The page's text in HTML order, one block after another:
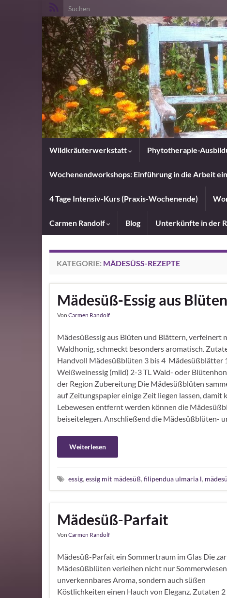
Search for:
Wildkräuterwerkstatt Phytotherapie-
Wochenendworkshops: Einführung in die Arbeit
4 Tage Intensiv-Kurs (Praxis-Wochenende)
Carmen Randolf Blog Unterkünfte in der
KATEGORIE: MÄDESÜSS-REZEPTE
Mädesüß-Essig aus
Von Carmen Randolf
Mädesüßessig aus Blüten und Blättern, verfeinert
Waldhonig, schmeckt besonders aromatisch.
Handvoll Mädesüßblüten 3 bis 4 Mädesüßblätter
Weißweinessig (mild) 2-3 TL Wald- oder
der Region Zubereitung Die Mädesüßblüten
auf Zeitungspapier einige Zeit liegen lassen, damit
Lebewesen entfernt werden können die
beiseitelegen. Anschließend die Mädesüßblüten-
Weiterlesen
essig, essig mit mädesüß, filipendua ulmaria l,
Mädesüß-Parfait
Von Carmen Randolf
Mädesüß-Parfait ein Sommertraum im Glas Die
Mädesüßblüten verleihen nicht nur
unverkennbares Aroma, sondern auch süßen
Köstlichkeiten einen Hauch von Eleganz. Zutaten